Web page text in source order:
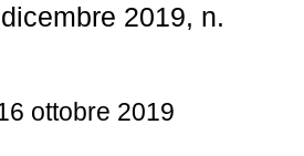
2019, n.
ottobre 2019